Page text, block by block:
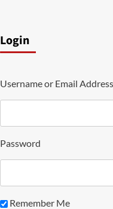
Login
Username or Email Address
Password
Remember Me